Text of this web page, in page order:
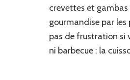
crevettes et
gourmandise par les
pas de frustration si
ni barbecue : la